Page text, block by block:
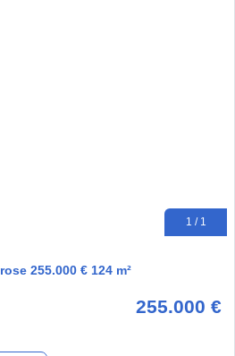
1 / 1
255.000 € 124 m²
255.000 €